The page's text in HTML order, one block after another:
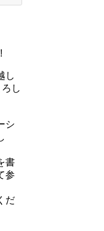
し
し
シ
書
参
だ